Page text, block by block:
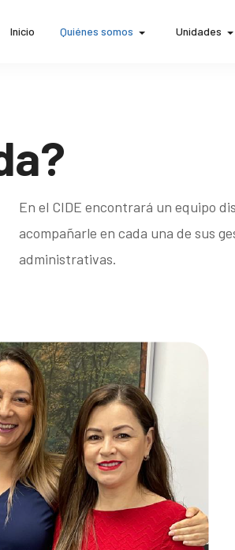
Inicio Quiénes somos Unidades
En el CIDE encontrará un equipo
acompañarle en cada una de sus
administrativas.